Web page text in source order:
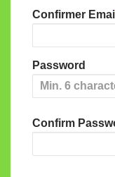
Confirmer Email
Password
Confirm